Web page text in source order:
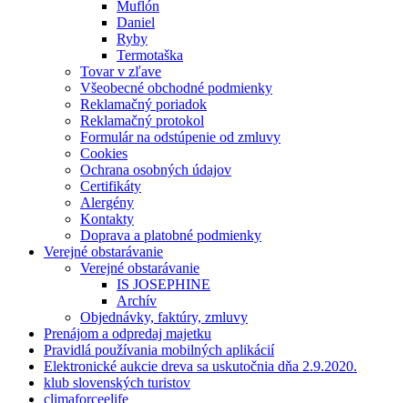
Muflón
Daniel
Ryby
Termotaška
Tovar v zľave
Všeobecné obchodné podmienky
Reklamačný poriadok
Reklamačný protokol
Formulár na odstúpenie od zmluvy
Cookies
Ochrana osobných údajov
Certifikáty
Alergény
Kontakty
Doprava a platobné podmienky
Verejné obstarávanie
Verejné obstarávanie
IS JOSEPHINE
Archív
Objednávky, faktúry, zmluvy
Prenájom a odpredaj majetku
Pravidlá používania mobilných aplikácií
Elektronické aukcie dreva sa uskutočnia dňa 2.9.2020.
klub slovenských turistov
climaforceelife